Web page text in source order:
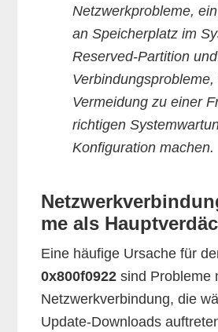
Netzwerkprobleme,
an Speicherplatz im
Reserved-Partition
Vermeidung zu einer
richtigen
Konfiguration machen.
me als
Eine häufige Ursache für
0x800f0922 sind Probleme
Netzwerkverbindung, die
Update-Downloads